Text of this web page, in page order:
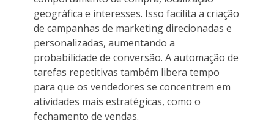
geográfica e interesses. Isso facilita a criação
de campanhas de marketing direcionadas e
personalizadas, aumentando a
probabilidade de conversão. A automação de
tarefas repetitivas também libera tempo
para que os vendedores se concentrem em
atividades mais estratégicas, como o
fechamento de vendas.